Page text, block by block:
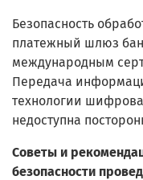
Безопасность
платежный шлюз
международным
Передача
технологии
недоступна
Советы и
безопасности